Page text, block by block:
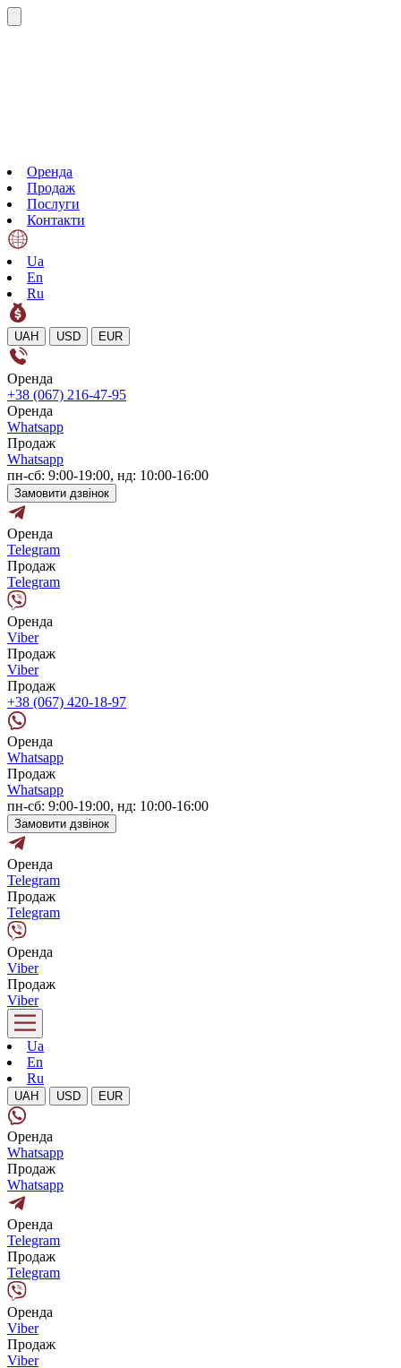
Оренда
Продаж
Послуги
Контакти
Ua
En
Ru
UAH USD EUR
Оренда
+38 (067) 216-47-95
Оренда
Whatsapp
Продаж
Whatsapp
пн-сб: 9:00-19:00, нд: 10:00-16:00
Замовити дзвінок
Оренда
Telegram
Продаж
Telegram
Оренда
Viber
Продаж
Viber
Продаж
+38 (067) 420-18-97
Оренда
Whatsapp
Продаж
Whatsapp
пн-сб: 9:00-19:00, нд: 10:00-16:00
Замовити дзвінок
Оренда
Telegram
Продаж
Telegram
Оренда
Viber
Продаж
Viber
Ua
En
Ru
UAH USD EUR
Оренда
Whatsapp
Продаж
Whatsapp
Оренда
Telegram
Продаж
Telegram
Оренда
Viber
Продаж
Viber